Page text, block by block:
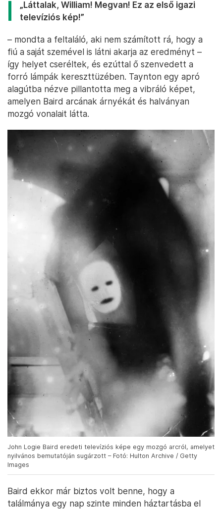
„Láttalak, William! Megvan! Ez az első igazi
televíziós kép!”
– mondta a feltaláló, aki nem számított rá, hogy a
fiú a saját szemével is látni akarja az eredményt –
így helyet cseréltek, és ezúttal ő szenvedett a
forró lámpák kereszttüzében. Taynton egy apró
alagútba nézve pillantotta meg a vibráló képet,
amelyen Baird arcának árnyékát és halványan
mozgó vonalait látta.
John Logie Baird eredeti televíziós képe egy mozgó arcról, amelyet
nyilvános bemutatóján sugárzott – Fotó: Hulton Archive / Getty
Images
Baird ekkor már biztos volt benne, hogy a
találmánya egy nap szinte minden háztartásba el